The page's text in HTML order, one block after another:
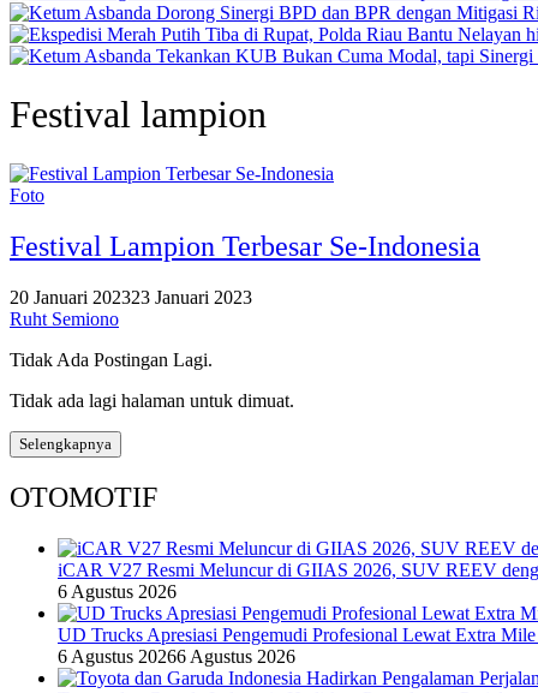
Festival lampion
Foto
Festival Lampion Terbesar Se-Indonesia
20 Januari 202323 Januari 2023
Ruht Semiono
Tidak Ada Postingan Lagi.
Tidak ada lagi halaman untuk dimuat.
Selengkapnya
OTOMOTIF
iCAR V27 Resmi Meluncur di GIIAS 2026, SUV REEV
6 Agustus 2026
UD Trucks Apresiasi Pengemudi Profesional Lewat Extra
6 Agustus 20266 Agustus 2026